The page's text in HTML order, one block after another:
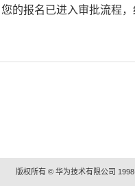
您的报名已进入审批流程
版权所有 © 华为技术有限公司